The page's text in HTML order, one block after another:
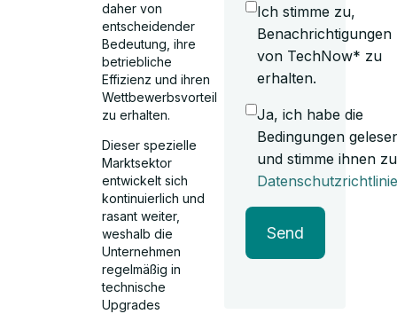
daher von
entscheidender
Bedeutung, ihre
betriebliche
Effizienz und ihren
Wettbewerbsvorteil
zu erhalten.
Dieser spezielle
Marktsektor
entwickelt sich
kontinuierlich und
rasant weiter,
weshalb die
Unternehmen
regelmäßig in
technische
Upgrades
Ich stimme zu,
Benachrichtigungen
von TechNow* zu
erhalten.
Ja, ich habe die
Bedingungen
und stimme ihnen
Datenschutzrichtlinie
Send